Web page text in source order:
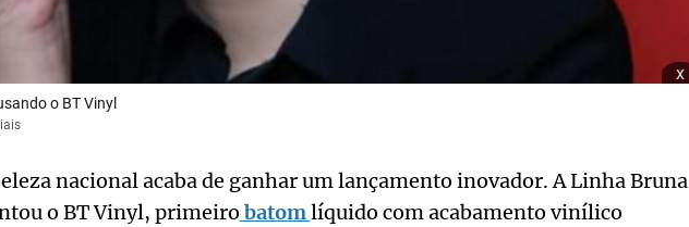
x
o BT Vinyl
nacional acaba de ganhar um lançamento inovador. A Linha Bruna
o BT Vinyl, primeiro batomlíquido com acabamento vinílico